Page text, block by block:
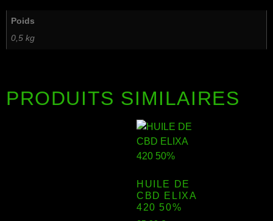
Poids
0,5 kg
PRODUITS SIMILAIRES
HUILE DE
CBD ELIXA
420 50%